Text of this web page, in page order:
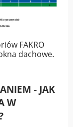
FAKRO
dachowe.
- JAK
W